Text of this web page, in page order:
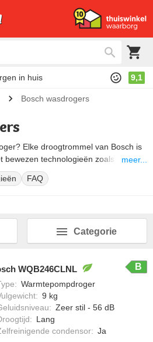
in huis 9,1
Bosch wasdrogers
Elke droogtrommel van Bosch is
technologieën zoals AutoDry
Hierdoor droog je wasgoed snel
zoekt of een premium Bosch
drogers zijn er in drie series: Serie 4,
bouwt voort op de vorige met extra
Hieronder lees je wat elke
meer...
FAQ
Categorie
WQB246CLNL B
: Warmtepompdroger
: 9 kg
: Zeer stil - 56 dB
: Lang
condensor: Ja